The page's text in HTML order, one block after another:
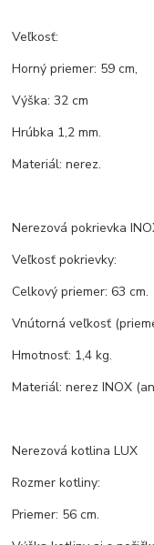
Veľkosť:
Horný priemer: 59 cm,
Výška: 32 cm
Hrúbka 1,2 mm.
Materiál: nerez.
Nerezová pokrievka
Veľkosť pokrievky:
Celkový priemer: 63 cm.
Vnútorná veľkosť
Hmotnosť: 1,4 kg.
Materiál: nerez INOX
Nerezová kotlina LUX
Rozmer kotliny:
Priemer: 56 cm.